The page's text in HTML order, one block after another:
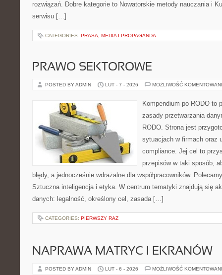
rozwiązań. Dobre kategorie to Nowatorskie metody nauczania i
serwisu […]
CATEGORIES: PRASA, MEDIA I PROPAGANDA
PRAWO SEKTOROWE
POSTED BY ADMIN LUT - 7 - 2026 MOŻLIWOŚĆ
Kompendium po RODO to
zasady przetwarzania
RODO. Strona jest
sytuacjach w firmach oraz
compliance. Jej cel to
przepisów w taki sposób,
błędy, a jednocześnie wdrażalne dla współpracowników.
Sztuczna inteligencja i etyka. W centrum tematyki znajdują się
danych: legalność, określony cel, zasada […]
CATEGORIES: PIERWSZY RAZ
NAPRAWA MATRYC I EKRANÓW
POSTED BY ADMIN LUT - 6 - 2026 MOŻLIWOŚĆ